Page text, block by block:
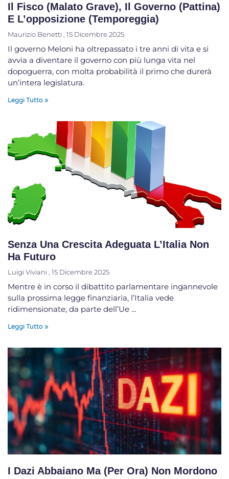
Il Fisco (malato Grave), Il Governo (pattina)
E L’opposizione (temporeggia)
Maurizio Benetti 15 Dicembre 2025
Il governo Meloni ha oltrepassato i tre anni di vita e si
avvia a diventare il governo con più lunga vita nel
dopoguerra, con molta probabilità il primo che durerà
un’intera legislatura.
Leggi Tutto »
Senza Una Crescita Adeguata L’Italia Non
Ha Futuro
Luigi Viviani 15 Dicembre 2025
Mentre è in corso il dibattito parlamentare ingannevole
sulla prossima legge finanziaria, l’Italia vede
ridimensionate, da parte dell’Ue …
Leggi Tutto »
I Dazi Abbaiano Ma (per Ora) Non Mordono